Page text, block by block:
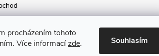
procházením tohoto
Více informacízde. Souhlasím